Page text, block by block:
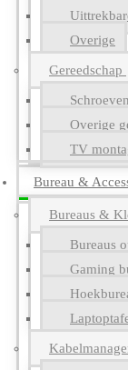
Overige
Gereedschap
Overige
TV
Bureau &
Bureaus &
Bureaus
Gaming